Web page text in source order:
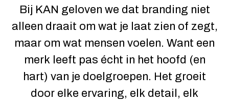
Bij KAN geloven we dat branding niet
alleen draait om wat je laat zien of zegt,
maar om wat mensen voelen. Want een
merk leeft pas écht in het hoofd (en
hart) van je doelgroepen. Het groeit
door elke ervaring, elk detail, elk